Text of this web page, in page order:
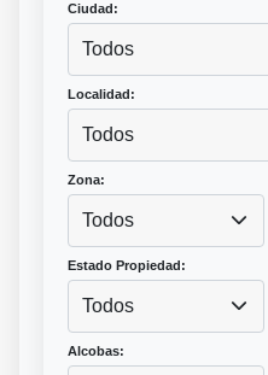
Ciudad:
Todos
Localidad:
Todos
Zona:
Todos
Estado Propiedad:
Todos
Alcobas: